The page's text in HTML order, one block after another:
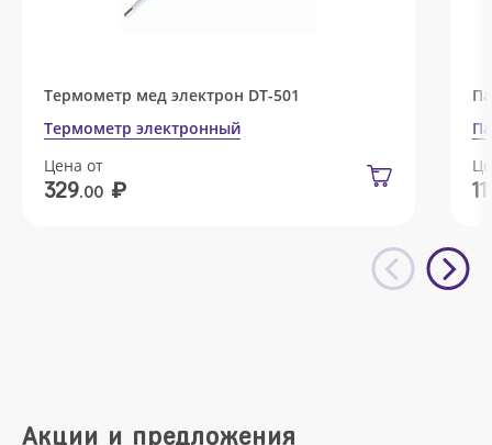
Термометр мед электрон DT-501
Термометр электронный
Цена от
329.00 ₽ 11
Акции и предложения